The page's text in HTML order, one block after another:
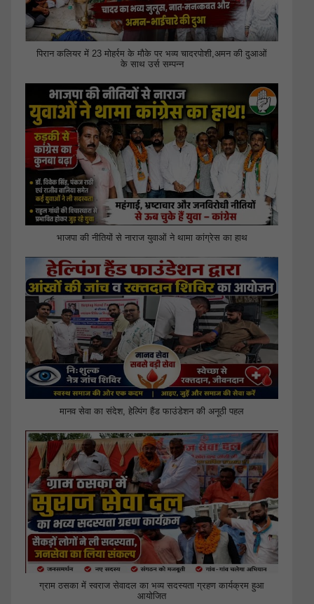
पिरान कलियर में 23 मोहर्रम के मौके पर भव्य चादरपोशी,अमन की दुआओं
के साथ उर्स सम्पन्न
भाजपा की नीतियों से नाराज युवाओं ने थामा कांग्रेस का हाथ
मानव सेवा का संदेश, हेल्पिंग हैंड फाउंडेशन की अनूठी पहल
ग्राम ठसका में स्वराज सेवादल का भव्य सदस्यता ग्रहण कार्यक्रम हुआ
आयोजित